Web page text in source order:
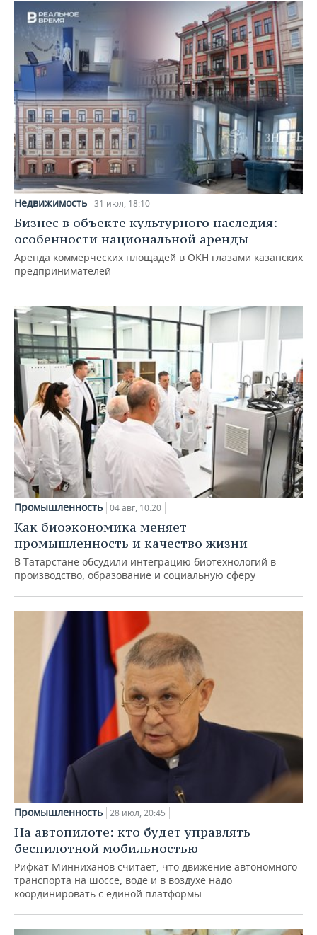
Недвижимость 31 июл, 18:10
Бизнес в объекте культурного наследия:
особенности национальной аренды
Аренда коммерческих площадей в ОКН глазами казанских
предпринимателей
Промышленность 04 авг, 10:20
Как биоэкономика меняет
промышленность и качество жизни
В Татарстане обсудили интеграцию биотехнологий в
производство, образование и социальную сферу
Промышленность 28 июл, 20:45
На автопилоте: кто будет управлять
беспилотной мобильностью
Рифкат Минниханов считает, что движение автономного
транспорта на шоссе, воде и в воздухе надо
координировать с единой платформы